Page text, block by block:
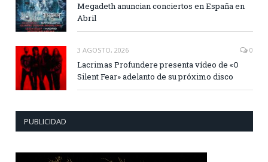
Megadeth anuncian conciertos en España en
Abril
3 AGOSTO, 2026 0
Lacrimas Profundere presenta vídeo de «O
Silent Fear» adelanto de su próximo disco
PUBLICIDAD